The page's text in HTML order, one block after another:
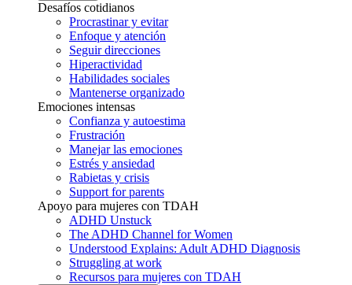
Desafíos cotidianos
Procrastinar y evitar
Enfoque y atención
Seguir direcciones
Hiperactividad
Habilidades sociales
Mantenerse organizado
Emociones intensas
Confianza y autoestima
Frustración
Manejar las emociones
Estrés y ansiedad
Rabietas y crisis
Support for parents
Apoyo para mujeres con TDAH
ADHD Unstuck
The ADHD Channel for Women
Understood Explains: Adult ADHD Diagnosis
Struggling at work
Recursos para mujeres con TDAH